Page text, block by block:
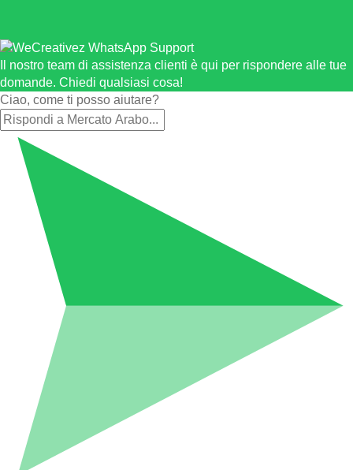
Il nostro team di assistenza clienti è qui per rispondere alle tue
domande. Chiedi qualsiasi cosa!
Ciao, come ti posso aiutare?